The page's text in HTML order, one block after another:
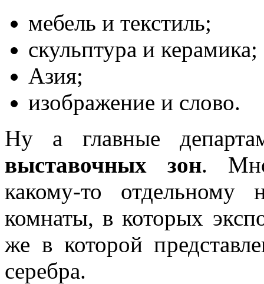
мебель и текстиль;
скульптура и керамика;
Азия;
изображение и слово.
Ну а главные
выставочных зон.
какому-то отдельному
комнаты, в которых
же в которой
серебра.